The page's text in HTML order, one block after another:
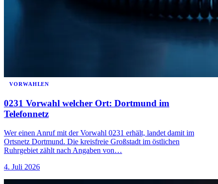
VORWAHLEN
0231 Vorwahl welcher Ort: Dortmund im
Telefonnetz
Wer einen Anruf mit der Vorwahl 0231 erhält, landet damit im
Ortsnetz Dortmund. Die kreisfreie Großstadt im östlichen
Ruhrgebiet zählt nach Angaben von…
4. Juli 2026